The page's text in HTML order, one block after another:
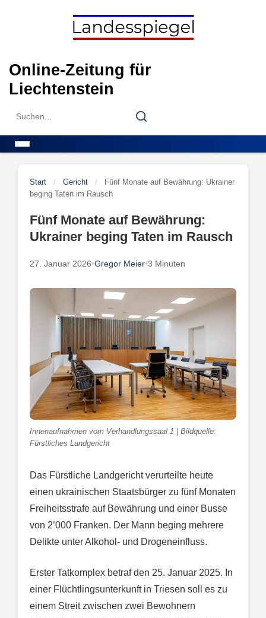
Online-Zeitung für
Liechtenstein
Search
Search
Start / Gericht /
Fünf Monate auf Bewährung: Ukrainer
beging Taten im Rausch
Fünf Monate auf Bewährung:
Ukrainer beging Taten im Rausch
27. Januar 2026•Gregor Meier•3 Minuten
Innenaufnahmen vom Verhandlungssaal 1 | Bildquelle:
Fürstliches Landgericht
Das Fürstliche Landgericht verurteilte heute
einen ukrainischen Staatsbürger zu fünf Monaten
Freiheitsstrafe auf Bewährung und einer Busse
von 2’000 Franken. Der Mann beging mehrere
Delikte unter Alkohol- und Drogeneinfluss.
Erster Tatkomplex betraf den 25. Januar 2025. In
einer Flüchtlingsunterkunft in Triesen soll es zu
einem Streit zwischen zwei Bewohnern